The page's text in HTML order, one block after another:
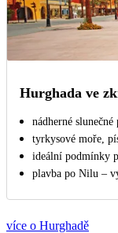
Hurghada ve
nádherné
tyrkysové moře,
ideální podmínky
plavba po Nilu –
více o Hurghadě